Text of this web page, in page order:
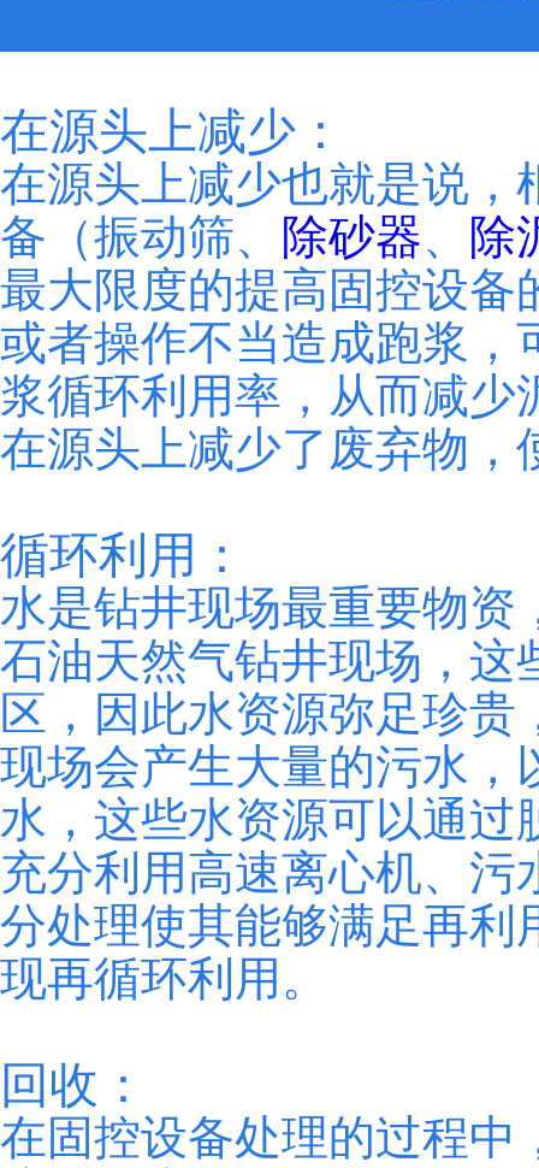
在源头上减少：
在源头上减少也就是说，
备（振动筛、 除砂器、 除
最大限度的提高固控设备
或者操作不当造成跑浆，
浆循环利用率，从而减
在源头上减少了废弃物，
循环利用：
水是钻井现场最重要物资
石油天然气钻井现场，这
区，因此水资源弥足珍
现场会产生大量的污水，
水，这些水资源可以通过
充分利用高速离心机、
分处理使其能够满足再利
现再循环利用。
回收：
在固控设备处理的过程中